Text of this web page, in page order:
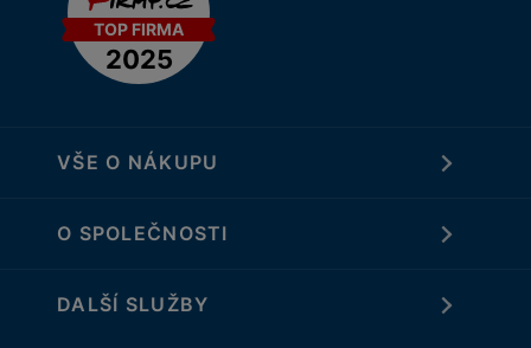
VŠE O NÁKUPU
O SPOLEČNOSTI
DALŠÍ SLUŽBY